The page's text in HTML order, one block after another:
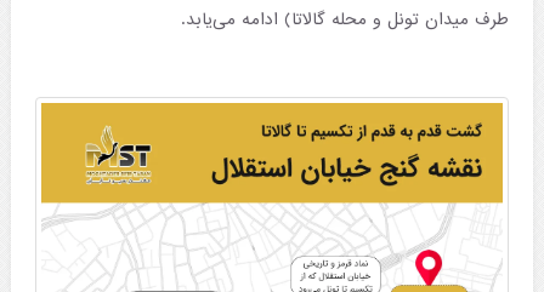
طرف میدان تونل و محله گالاتا) ادامه می‌یابد.